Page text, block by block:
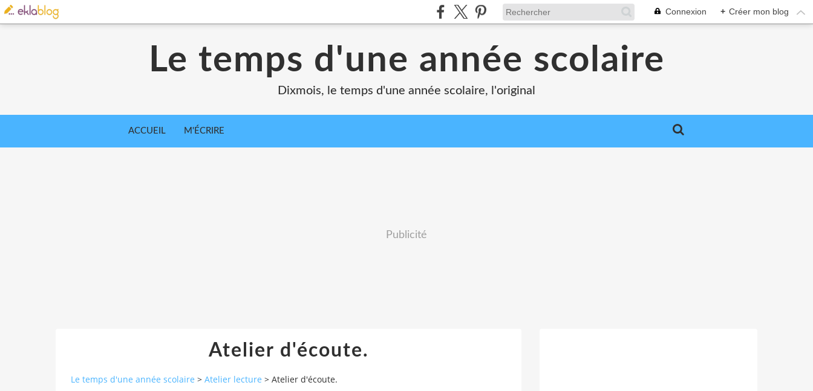
Connexion + Créer mon blog
Le temps d'une année scolaire
Dixmois, le temps d'une année scolaire, l'original
ACCUEIL M'ÉCRIRE
Publicité
Atelier d'écoute.
Le temps d'une année scolaire > Atelier lecture > Atelier d'écoute.